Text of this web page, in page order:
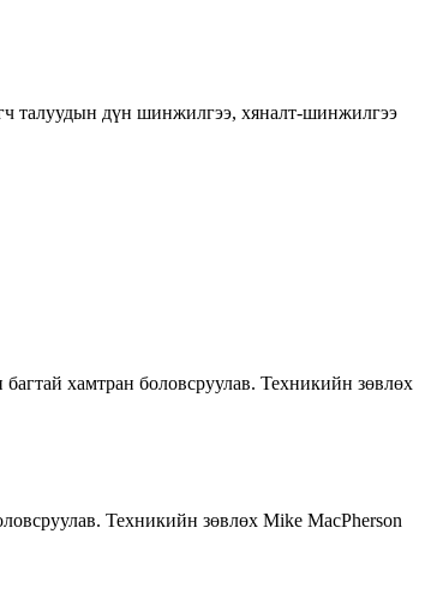
талуудын дүн шинжилгээ, хяналт-шинжилгээ
хамтран боловсруулав. Техникийн зөвлөх
Техникийн зөвлөх Mike MacPherson